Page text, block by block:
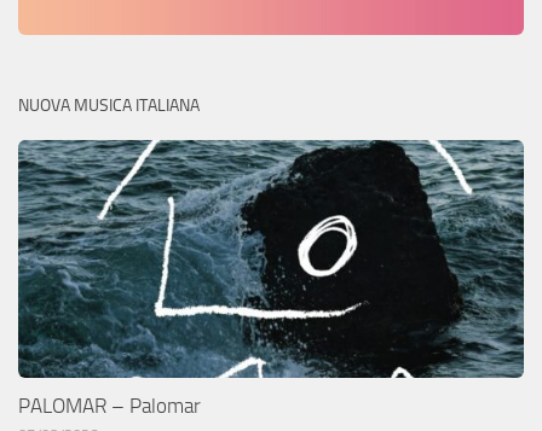
NUOVA MUSICA ITALIANA
PALOMAR – Palomar